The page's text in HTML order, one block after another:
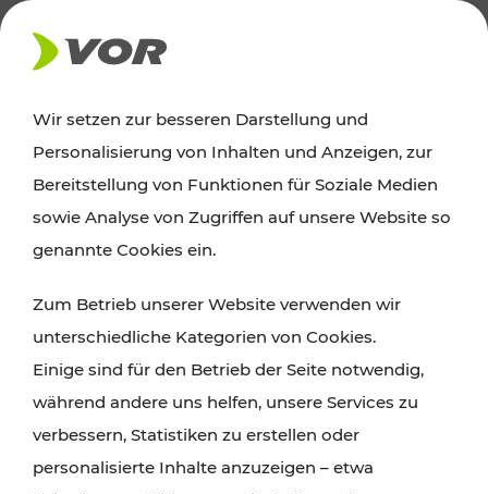
AKTUELLES
News
Alle wichtigen Meldungen zu Fahrplanänderungen,
finden Sie hier im Überblick.
Wir setzen zur besseren Darstellung und
Personalisierung von Inhalten und Anzeigen, zur
Bereitstellung von Funktionen für Soziale Medien
sowie Analyse von Zugriffen auf unsere Website so
genannte Cookies ein.
Zum Betrieb unserer Website verwenden wir
unterschiedliche Kategorien von Cookies.
Einige sind für den Betrieb der Seite notwendig,
während andere uns helfen, unsere Services zu
verbessern, Statistiken zu erstellen oder
personalisierte Inhalte anzuzeigen – etwa